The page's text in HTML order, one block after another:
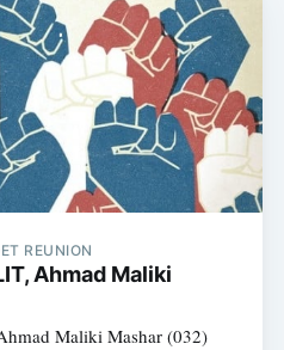
REUNION
Ahmad Maliki
Maliki Mashar (032)